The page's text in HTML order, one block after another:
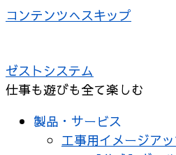
コンテンツへスキップ
ゼストシステム
仕事も遊びも全て楽しむ
製品・サービス
工事用イメージア